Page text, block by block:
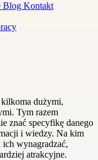
Blog Kontakt
kilkoma dużymi,
Tym razem
znać specyfikę danego
i wiedzy. Na kim
wynagradzać,
atrakcyjne.